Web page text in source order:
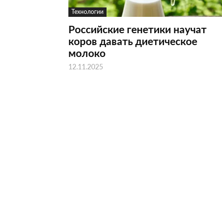
Технологии
Российские генетики научат
коров давать диетическое
молоко
12.11.2025